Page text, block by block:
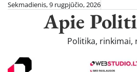
SkipSekmadienis, 9 rugpjūčio, 2026
Apie
Politika, rinkimai,